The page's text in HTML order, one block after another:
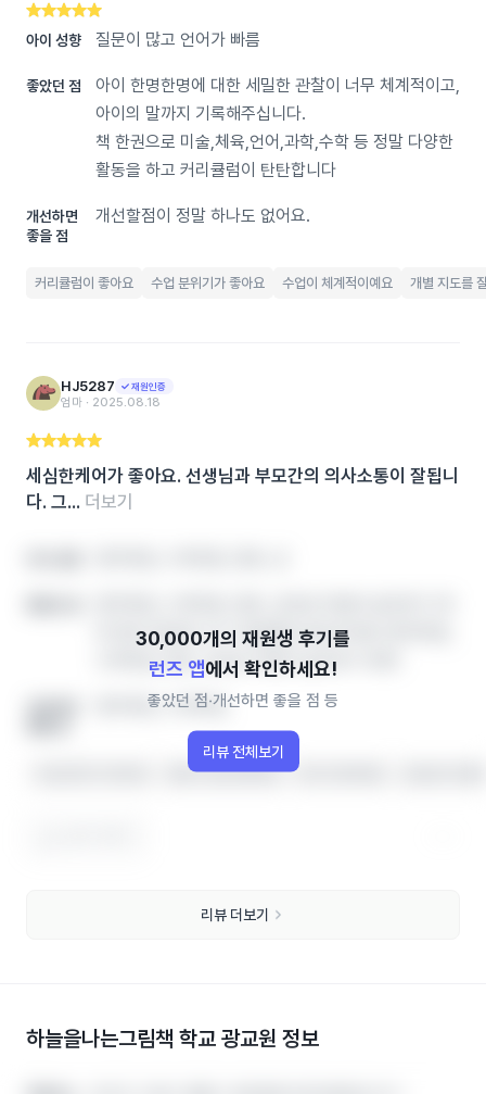
아이 성향 질문이 많고 언어가 빠름
좋았던 점
아이 한명한명에 대한 세밀한 관찰이 너무 체계적이고,
아이의 말까지 기록해주십니다.
책 한권으로 미술,체육,언어,과학,수학 등 정말 다양한
활동을 하고 커리큘럼이 탄탄합니다
개선하면
좋을 점
개선할점이 정말 하나도 없어요.
커리큘럼이 좋아요 수업 분위기가 좋아요 수업이 체계적이예요 개별 지도를
HJ5287 재원인증
엄마 ‧ 2025.08.18
세심한케어가 좋아요. 선생님과 부모간의 의사소통이 잘됩니
다. 그... 더보기
테 정보 한번에, 인기 학원랭킹 확인하세요! 영어학원,
수학학원, 영유, 공부방 학원비‧솔직후기‧레테
영어학원, 수학학원,
개별 지도를 잘해줘요 아이가 좋아해요
런즈 앱에서 확인하세요!
좋았던 점‧개선하면 좋을 점 등
리뷰 전체보기
리뷰 더보기
하늘을나는그림책 학교 광교원 정보